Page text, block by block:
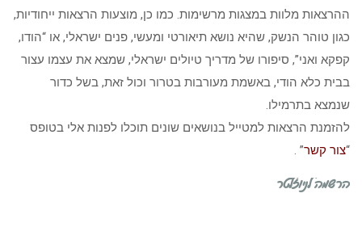
ההרצאות מלוות במצגות מרשימות. כמו כן, מוצעות הרצאות ייחודיות,
כגון טוהר הנשק, שהיא נושא תיאורטי ומעשי, פנים ישראלי, או “הודו,
קפקא ואני”, סיפורו של מדריך טיולים ישראלי, שמצא את עצמו עצור
בבית כלא הודי, באשמת מעורבות בטרור וכול זאת, בשל כדור
שנמצא בתרמילו.
להזמנת הרצאות למטייל בנושאים שונים תוכלו לפנות אלי בטופס
“צור קשר” .
הרשמה לניוזלטר